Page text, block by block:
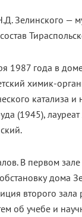
Зелинского —
1987 года в
химик-
катализа
(1945),
В первом
дома
второго
об учебе и